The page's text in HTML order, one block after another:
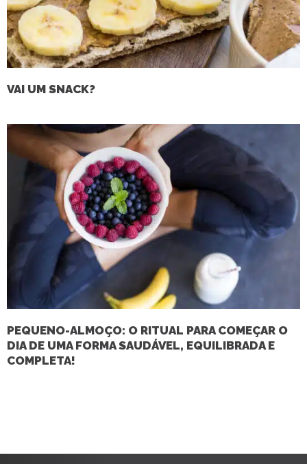
VAI UM SNACK?
PEQUENO-ALMOÇO: O RITUAL PARA COMEÇAR O
DIA DE UMA FORMA SAUDÁVEL, EQUILIBRADA E
COMPLETA!